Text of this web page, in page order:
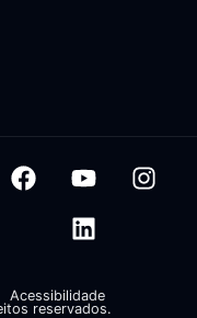
reservados.
Acessibilidade